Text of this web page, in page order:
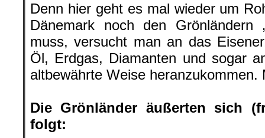
Denn hier geht es mal wieder um
Dänemark noch den Grönländern
muss, versucht man an das
Öl, Erdgas, Diamanten und sogar
altbewährte Weise
Die Grönländer äußerten sich
folgt: